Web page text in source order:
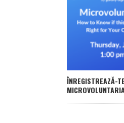
ÎNREGISTREAZĂ-